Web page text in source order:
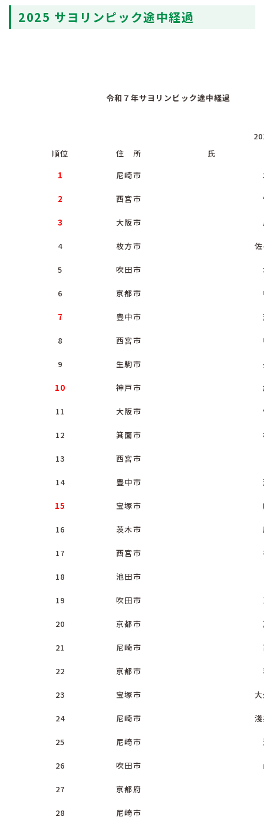
2025 サヨリンピック途中経過
令和７年サヨリンピック途中経過
順位
住 所
氏
1
尼崎市
2 西宮市
3 大阪市
4 枚方市
5 吹田市
6 京都市
7 豊中市
8 西宮市
9 生駒市
10 神戸市
11 大阪市
12 箕面市
13 西宮市
14 豊中市
15 宝塚市
16 茨木市
17 西宮市
18 池田市
19 吹田市
20 京都市
21 尼崎市
22 京都市
23 宝塚市
24 尼崎市
25 尼崎市
26 吹田市
27 京都府
28 尼崎市